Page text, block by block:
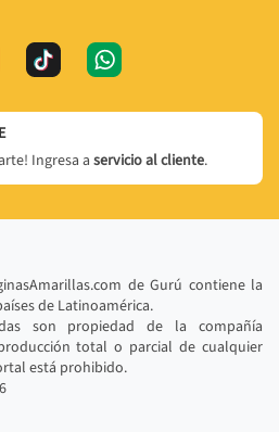
Ingresa a servicio al cliente.
de Gurú contiene la
de Latinoamérica.
son propiedad de la compañía
total o parcial de cualquier
está prohibido.